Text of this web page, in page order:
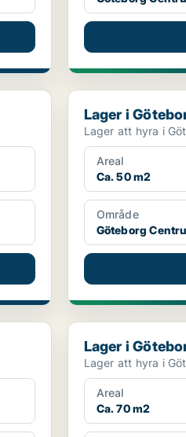
Lager i Göteborg
Lager i
Lager att hyra i
Areal
Ca. 50 m2
Område
Göteborg
Lager i Göteborg
Lager i
Lager att hyra i
Areal
Ca. 70 m2